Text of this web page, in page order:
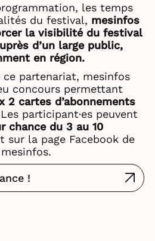
les temps
du festival, mesinfos
la visibilité du festival
d’un large public,
en région.
ce partenariat, mesinfos
concours permettant
2 cartes d’abonnements
participant·es peuvent
chance du 3 au 10
sur la page Facebook de
mesinfos.
!